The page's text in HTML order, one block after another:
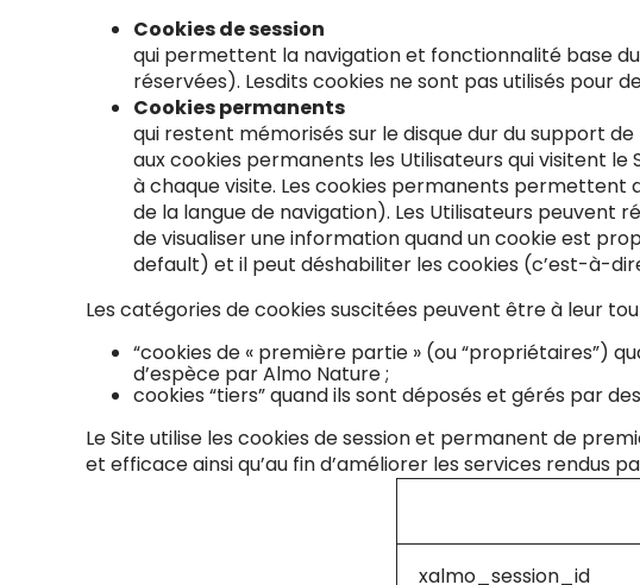
Cookies de session
qui permettent la navigation et fonctionnalité base
réservées). Lesdits cookies ne sont pas utilisés pour
Cookies permanents
qui restent mémorisés sur le disque dur du support
aux cookies permanents les Utilisateurs qui visitent
à chaque visite. Les cookies permanents permettent
de la langue de navigation). Les Utilisateurs peuvent
de visualiser une information quand un cookie est
default) et il peut déshabiliter les cookies (c’est-à-
Les catégories de cookies suscitées peuvent être à leur
“cookies de « première partie » (ou “propriétaires”)
d’espèce par Almo Nature ;
cookies “tiers” quand ils sont déposés et gérés par
Le Site utilise les cookies de session et permanent de
et efficace ainsi qu’au fin d’améliorer les services rendus
xalmo_session_id